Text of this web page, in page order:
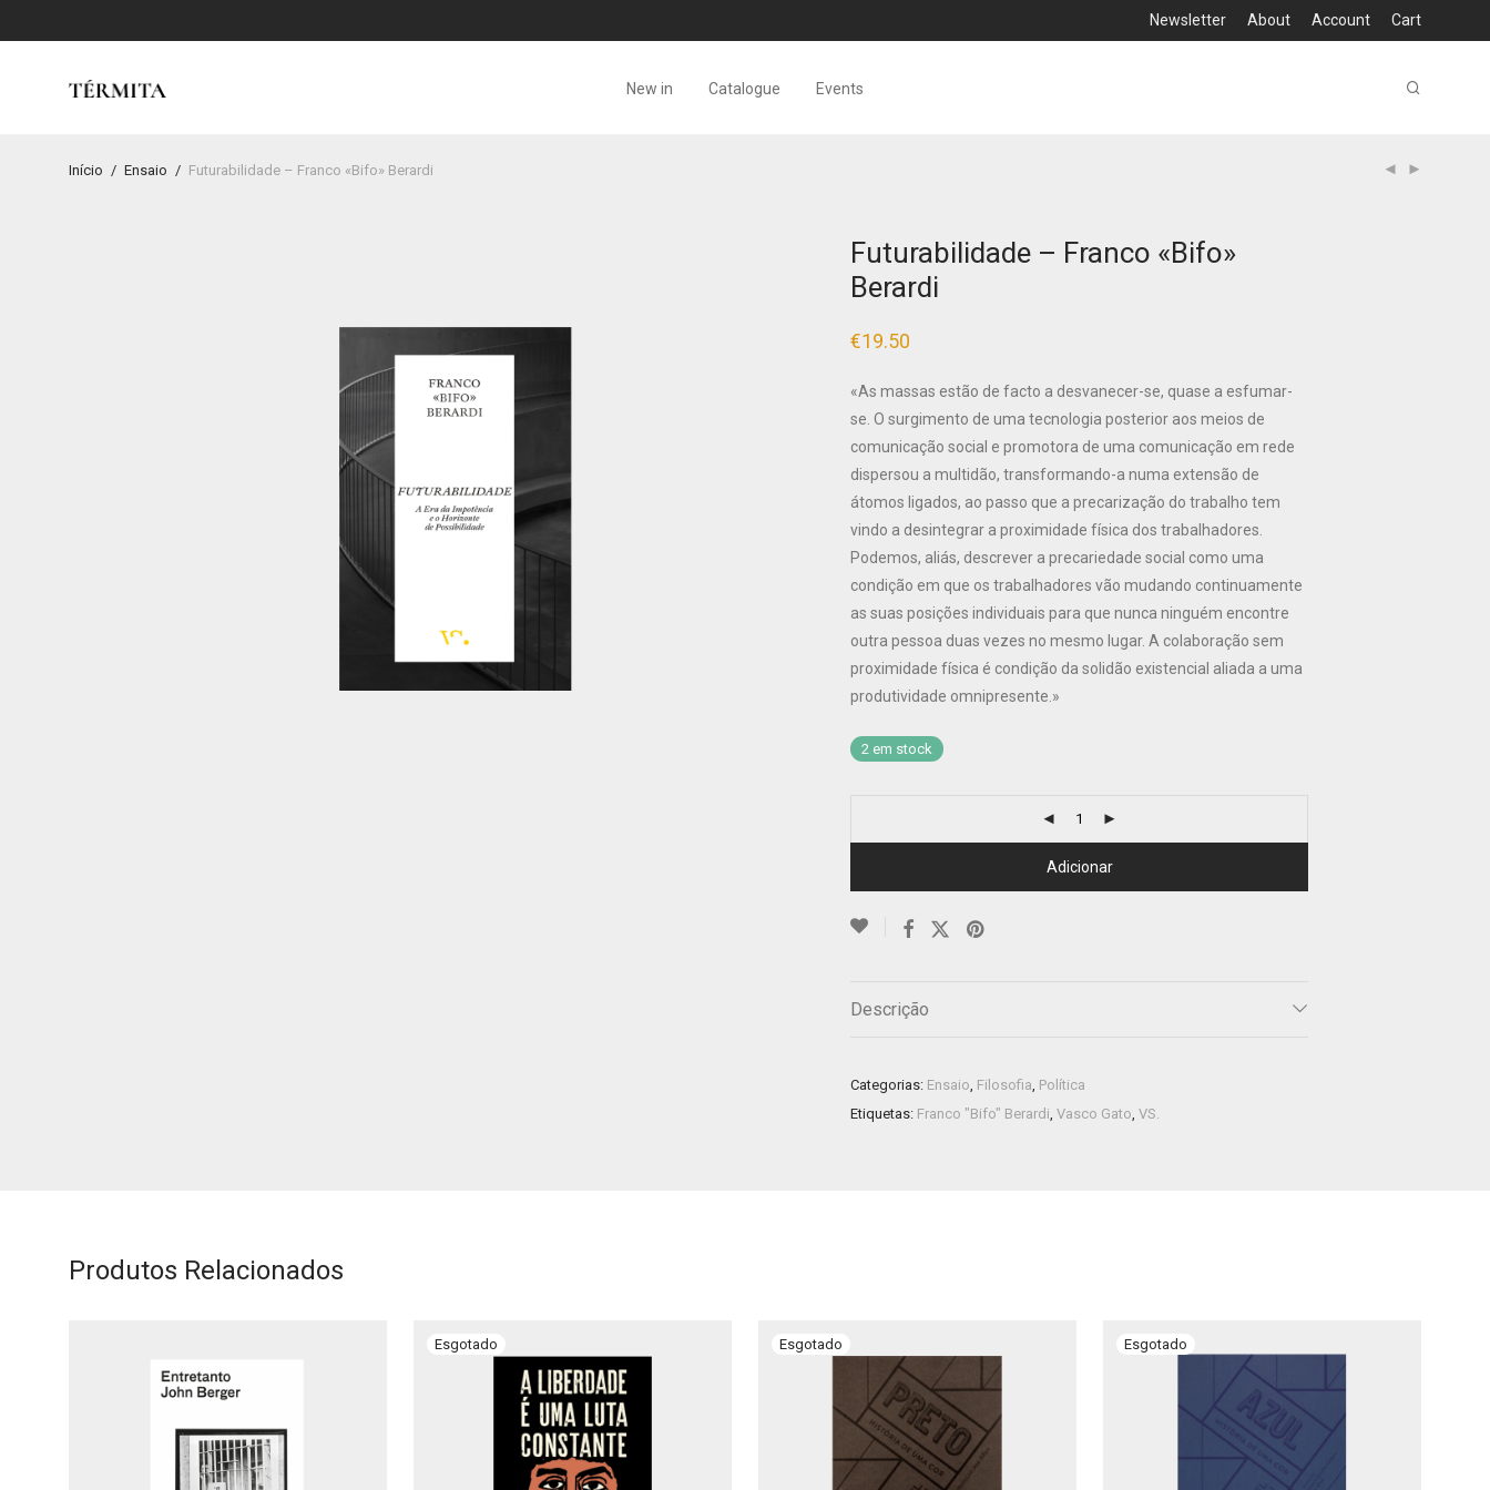
Newsletter About Account Cart
New in Catalogue Events
Início / Ensaio / Futurabilidade – Franco «Bifo» Berardi
Futurabilidade – Franco «Bifo»
Berardi
€19.50
«As massas estão de facto a desvanecer-se, quase a esfumar-
se. O surgimento de uma tecnologia posterior aos meios de
comunicação social e promotora de uma comunicação em rede
dispersou a multidão, transformando-a numa extensão de
átomos ligados, ao passo que a precarização do trabalho tem
vindo a desintegrar a proximidade física dos trabalhadores.
Podemos, aliás, descrever a precariedade social como uma
condição em que os trabalhadores vão mudando continuamente
as suas posições individuais para que nunca ninguém encontre
outra pessoa duas vezes no mesmo lugar. A colaboração sem
proximidade física é condição da solidão existencial aliada a uma
produtividade omnipresente.»
2 em stock
Adicionar
Descrição
Categorias: Ensaio, Filosofia, Política
Etiquetas: Franco "Bifo" Berardi, Vasco Gato, VS.
Produtos Relacionados